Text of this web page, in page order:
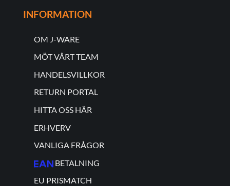
INFORMATION
OM J-WARE
MÖT VÅRT TEAM
HANDELSVILLKOR
RETURN PORTAL
HITTA OSS HÄR
ERHVERV
VANLIGA FRÅGOR
BETALNING
EU PRISMATCH